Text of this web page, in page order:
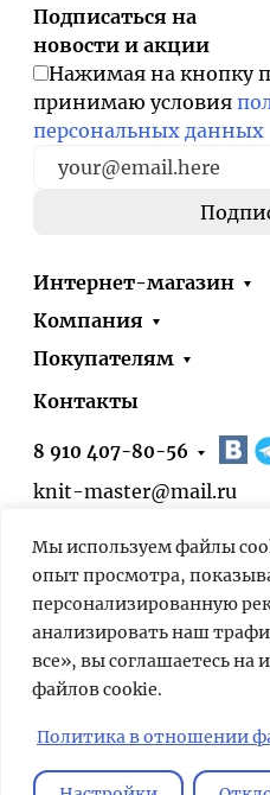
Мы используем файлы
опыт просмотра,
персонализированную
анализировать наш
все», вы соглашаетесь на
файлов cookie.
Политика в отношении
Подписаться на
новости и акции
Нажимая на кнопку
принимаю условия
персональных данных
Интернет-магазин
Компания
Покупателям
Контакты
8 910 407-80-56
knit-master@mail.ru
* 24/7 – оформить
круглосуточно.
пункте выдачи – по
договорённости.
Мы используем
удобной работы
пользоваться
условия